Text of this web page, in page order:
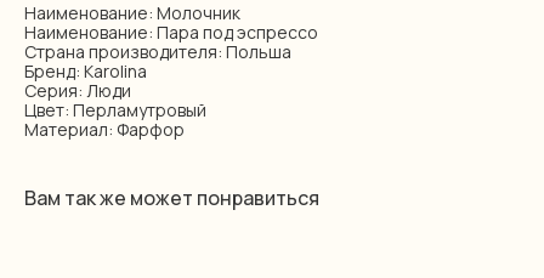
Наименование: Молочник
Наименование: Пара под эспрессо
Страна производителя: Польша
Бренд: Karolina
Серия: Люди
Цвет: Перламутровый
Материал: Фарфор
Вам так же может понравиться